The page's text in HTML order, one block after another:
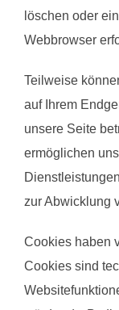
löschen oder
Webbrowser
Teilweise
auf Ihrem
unsere Seite
ermöglichen
zur Abwicklung
Cookies haben
Cookies sind